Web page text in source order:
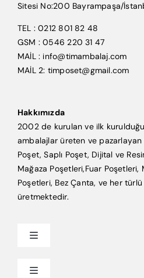
Sitesi No:200 Bayrampaşa/
TEL : 0212 801 82 48
GSM : 0546 220 31 47
MAİL : info@timambalaj.com
MAİL 2: timposet@gmail.com
Hakkımızda
2002 de kurulan ve ilk
ambalajlar üreten ve pazarlayan
Poşet, Saplı Poşet, Dijital ve
Mağaza Poşetleri,Fuar
Poşetleri, Bez Çanta, ve her
üretmektedir.
Toggle
Anasayfa